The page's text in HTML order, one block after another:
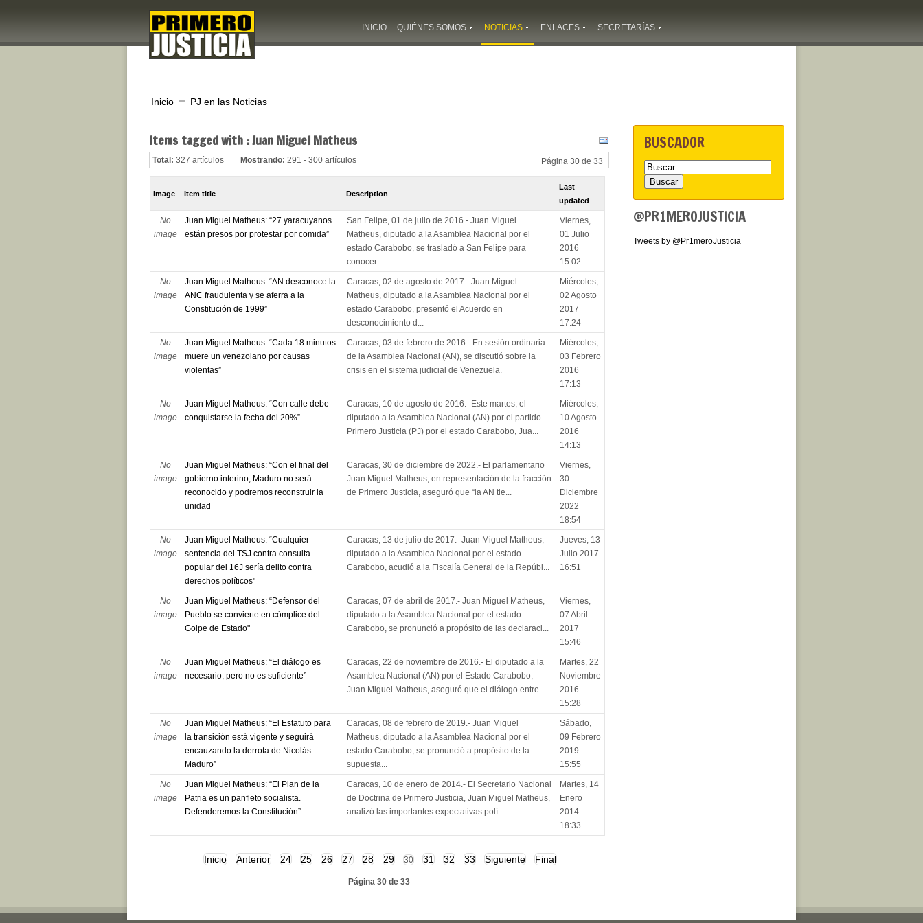
INICIO QUIÉNES SOMOS NOTICIAS ENLACES SECRETARÍAS
Inicio PJ en las Noticias
Items tagged with : Juan Miguel Matheus
Total: 327 artículos Mostrando: 291 - 300 artículos Página 30 de 33
Image Item title Description
Last
updated
No
image
Juan Miguel Matheus: “27 yaracuyanos
están presos por protestar por comida”
San Felipe, 01 de julio de 2016.- Juan Miguel
Matheus, diputado a la Asamblea Nacional por el
estado Carabobo, se trasladó a San Felipe para
conocer ...
Viernes,
01 Julio
2016
15:02
No
image
Juan Miguel Matheus: “AN desconoce la
ANC fraudulenta y se aferra a la
Constitución de 1999”
Caracas, 02 de agosto de 2017.- Juan Miguel
Matheus, diputado a la Asamblea Nacional por el
estado Carabobo, presentó el Acuerdo en
desconocimiento d...
Miércoles,
02 Agosto
2017
17:24
No
image
Juan Miguel Matheus: “Cada 18 minutos
muere un venezolano por causas
violentas”
Caracas, 03 de febrero de 2016.- En sesión ordinaria
de la Asamblea Nacional (AN), se discutió sobre la
crisis en el sistema judicial de Venezuela.
Miércoles,
03 Febrero
2016
17:13
No
image
Juan Miguel Matheus: “Con calle debe
conquistarse la fecha del 20%”
Caracas, 10 de agosto de 2016.- Este martes, el
diputado a la Asamblea Nacional (AN) por el partido
Primero Justicia (PJ) por el estado Carabobo, Jua...
Miércoles,
10 Agosto
2016
14:13
No
image
Juan Miguel Matheus: “Con el final del
gobierno interino, Maduro no será
reconocido y podremos reconstruir la
unidad
Caracas, 30 de diciembre de 2022.- El parlamentario
Juan Miguel Matheus, en representación de la fracción
de Primero Justicia, aseguró que “la AN tie...
Viernes,
30
Diciembre
2022
18:54
No
image
Juan Miguel Matheus: “Cualquier
sentencia del TSJ contra consulta
popular del 16J sería delito contra
derechos políticos"
Caracas, 13 de julio de 2017.- Juan Miguel Matheus,
diputado a la Asamblea Nacional por el estado
Carabobo, acudió a la Fiscalía General de la Repúbl...
Jueves, 13
Julio 2017
16:51
No
image
Juan Miguel Matheus: “Defensor del
Pueblo se convierte en cómplice del
Golpe de Estado"
Caracas, 07 de abril de 2017.- Juan Miguel Matheus,
diputado a la Asamblea Nacional por el estado
Carabobo, se pronunció a propósito de las declaraci...
Viernes,
07 Abril
2017
15:46
No
image
Juan Miguel Matheus: “El diálogo es
necesario, pero no es suficiente”
Caracas, 22 de noviembre de 2016.- El diputado a la
Asamblea Nacional (AN) por el Estado Carabobo,
Juan Miguel Matheus, aseguró que el diálogo entre ...
Martes, 22
Noviembre
2016
15:28
No
image
Juan Miguel Matheus: “El Estatuto para
la transición está vigente y seguirá
encauzando la derrota de Nicolás
Maduro”
Caracas, 08 de febrero de 2019.- Juan Miguel
Matheus, diputado a la Asamblea Nacional por el
estado Carabobo, se pronunció a propósito de la
supuesta...
Sábado,
09 Febrero
2019
15:55
No
image
Juan Miguel Matheus: “El Plan de la
Patria es un panfleto socialista.
Defenderemos la Constitución”
Caracas, 10 de enero de 2014.- El Secretario Nacional
de Doctrina de Primero Justicia, Juan Miguel Matheus,
analizó las importantes expectativas polí...
Martes, 14
Enero
2014
18:33
Inicio Anterior 24 25 26 27 28 29 30 31 32 33 Siguiente Final
Página 30 de 33
BUSCADOR
@PR1MEROJUSTICIA
Tweets by @Pr1meroJusticia